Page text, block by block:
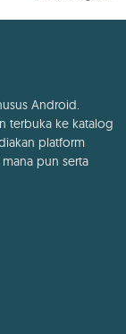
teman
Android.
terbuka ke katalog
platform
pun serta